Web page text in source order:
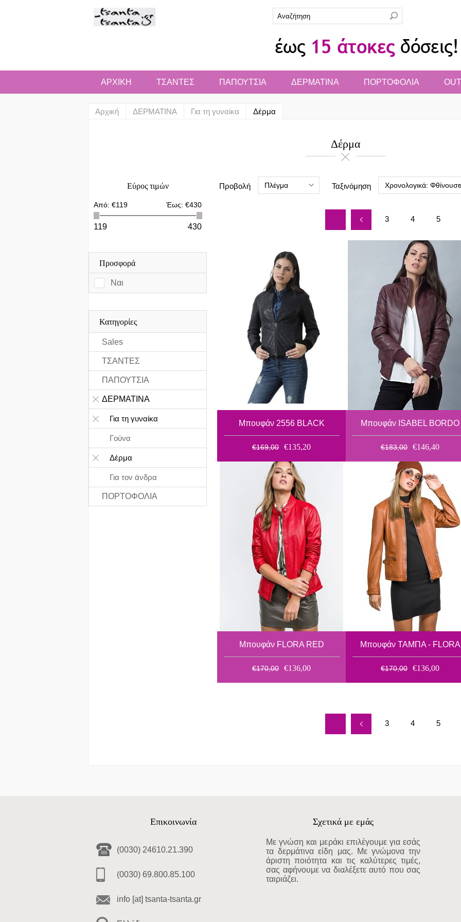
ΑΡΧΙΚΗ ΤΣΑΝΤΕΣ ΠΑΠΟΥΤΣΙΑ ΔΕΡΜΑΤΙΝΑ ΠΟΡΤΟΦΟΛΙΑ
Αρχική ΔΕΡΜΑΤΙΝΑ Για τη γυναίκα Δέρμα
Δέρμα
Προβολή Πλέγμα Ταξινόμηση Χρονολογικά:
3 4 5
Μπουφάν 2556 BLACK
€169,00 €135,20
Μπουφάν ISABEL BORDO
€183,00 €146,40
Μπουφάν FLORA RED
€170,00 €136,00
Μπουφάν ΤΑΜΠΑ - FLORA
€170,00 €136,00
3 4 5
Εύρος τιμών
Από: €119 Έως: €430
119 430
Προσφορά
Ναι
Κατηγορίες
Sales
ΤΣΑΝΤΕΣ
ΠΑΠΟΥΤΣΙΑ
ΔΕΡΜΑΤΙΝΑ
Για τη γυναίκα
Γούνα
Δέρμα
Για τον άνδρα
ΠΟΡΤΟΦΟΛΙΑ
Επικοινωνία
(0030) 24610.21.390
(0030) 69.800.85.100
info [at] tsanta-tsanta.gr
Σχετικά με εμάς
Με γνώση και μεράκι επιλέγουμε για εσάς
τα δερμάτινα είδη μας. Με γνώμονα την
άριστη ποιότητα και τις καλύτερες τιμές,
σας αφήνουμε να διαλέξετε αυτό που σας
ταιριάζει.